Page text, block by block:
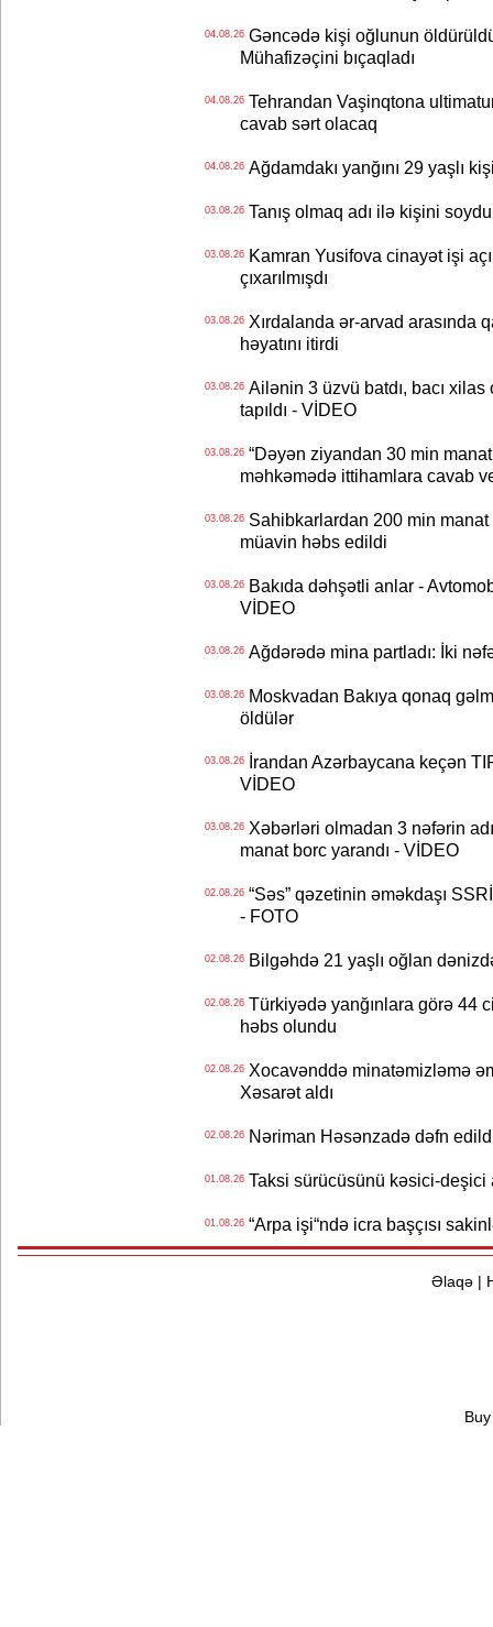
04.08.26Gəncədə kişi oğlunun
Mühafizəçini bıçaqladı
04.08.26Tehrandan Vaşinqtona
cavab sərt olacaq
04.08.26Ağdamdakı yanğını 29 yaşlı
03.08.26Tanış olmaq adı ilə kişini
03.08.26Kamran Yusifova cinayət işi
çıxarılmışdı
03.08.26Xırdalanda ər-arvad arasında
həyatını itirdi
03.08.26Ailənin 3 üzvü batdı, bacı xilas
tapıldı - VİDEO
03.08.26“Dəyən ziyandan 30 min
məhkəmədə ittihamlara cavab
03.08.26Sahibkarlardan 200 min manat
müavin həbs edildi
03.08.26Bakıda dəhşətli anlar -
VİDEO
03.08.26Ağdərədə mina partladı: İki
03.08.26Moskvadan Bakıya qonaq
öldülər
03.08.26İrandan Azərbaycana keçən
VİDEO
03.08.26Xəbərləri olmadan 3 nəfərin
manat borc yarandı - VİDEO
02.08.26“Səs” qəzetinin əməkdaşı
- FOTO
02.08.26Bilgəhdə 21 yaşlı oğlan
02.08.26Türkiyədə yanğınlara görə 44
həbs olundu
02.08.26Xocavənddə minatəmizləmə
Xəsarət aldı
02.08.26Nəriman Həsənzadə dəfn
01.08.26Taksi sürücüsünü kəsici-deşici
01.08.26“Arpa işi“ndə icra başçısı
Əlaqə|